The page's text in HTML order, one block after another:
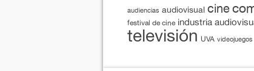
audiencias audiovisual cine
festival de cine industria
televisión UVA videojuegos